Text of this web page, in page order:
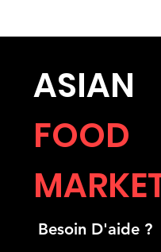
ASIAN
FOOD
Besoin D'aide ?